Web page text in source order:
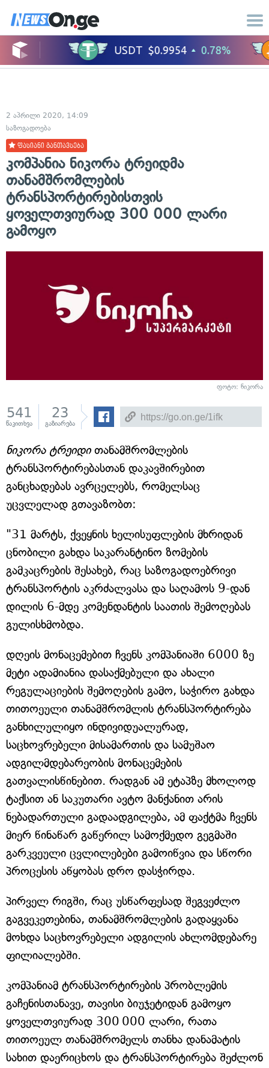
2 აპრილი 2020, 14:09
საზოგადოება
ფასიანი განთავსება
კომპანია ნიკორა ტრეიდმა
თანამშრომლების
ტრანსპორტირებისთვის
ყოველთვიურად 300 000 ლარი
გამოყო
ფოტო: ნიკორა
541
წაკითხვა
23
გაზიარება
ნიკორა ტრეიდითანამშრომლების
ტრანსპორტირებასთან დაკავშირებით
განცხადებას ავრცელებს, რომელსაც
უცვლელად გთავაზობთ:
"31 მარტს, ქვეყნის ხელისუფლების მხრიდან
ცნობილი გახდა საკარანტინო ზომების
გამკაცრების შესახებ, რაც საზოგადოებრივი
ტრანსპორტის აკრძალვასა და საღამოს 9-დან
დილის 6-მდე კომენდანტის საათის შემოღებას
გულისხმობდა.
დღეის მონაცემებით ჩვენს კომპანიაში 6000 ზე
მეტი ადამიანია დასაქმებული და ახალი
რეგულაციების შემოღების გამო, საჭირო გახდა
თითოეული თანამშრომლის ტრანსპორტირება
განხილულიყო ინდივიდუალურად,
საცხოვრებელი მისამართის და სამუშაო
ადგილმდებარეობის მონაცემების
გათვალისწინებით. რადგან ამ ეტაპზე მხოლოდ
ტაქსით ან საკუთარი ავტო მანქანით არის
ნებადართული გადაადგილება, ამ ფაქტმა ჩვენს
მიერ წინაწარ გაწერილ სამოქმედო გეგმაში
გარკვეული ცვლილებები გამოიწვია და სწორი
პროცესის აწყობას დრო დასჭირდა.
პირველ რიგში, რაც უსწარფესად შეგვეძლო
გაგვეკეთებინა, თანამშრომლების გადაყვანა
მოხდა საცხოვრებელი ადგილის ახლომდებარე
ფილიალებში.
კომპანიამ ტრანსპორტირების პრობლემის
გაჩენისთანავე, თავისი ბიუჯეტიდან გამოყო
ყოველთვიურად 300 000 ლარი, რათა
თითოეულ თანამშრომელს თანხა დანამატის
სახით დაერიცხოს და ტრანსპორტირება შეძლონ